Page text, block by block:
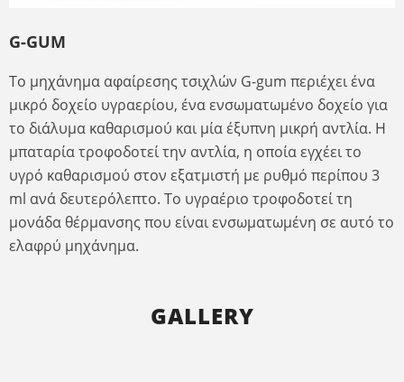
G-GUM
Το μηχάνημα αφαίρεσης τσιχλών G-gum περιέχει ένα
μικρό δοχείο υγραερίου, ένα ενσωματωμένο δοχείο για
το διάλυμα καθαρισμού και μία έξυπνη μικρή αντλία. Η
μπαταρία τροφοδοτεί την αντλία, η οποία εγχέει το
υγρό καθαρισμού στον εξατμιστή με ρυθμό περίπου 3
ml ανά δευτερόλεπτο. Το υγραέριο τροφοδοτεί τη
μονάδα θέρμανσης που είναι ενσωματωμένη σε αυτό το
ελαφρύ μηχάνημα.
GALLERY